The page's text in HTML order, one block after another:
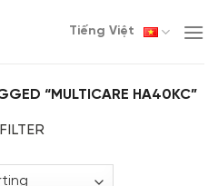
Tiếng Việt
“MULTICARE HA40KC”
FILTER